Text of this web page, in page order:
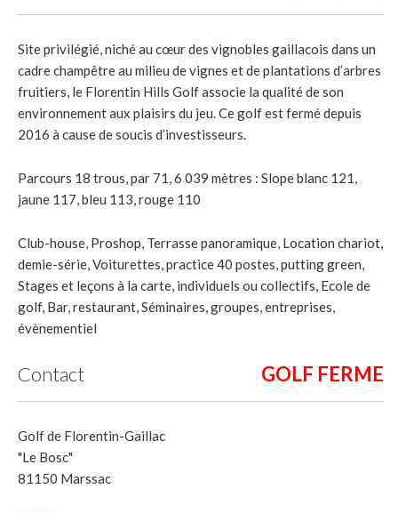
Site privilégié, niché au cœur des vignobles gaillacois dans un
cadre champêtre au milieu de vignes et de plantations d’arbres
fruitiers, le Florentin Hills Golf associe la qualité de son
environnement aux plaisirs du jeu. Ce golf est fermé depuis
2016 à cause de soucis d’investisseurs.
Parcours 18 trous, par 71, 6 039 mètres : Slope blanc 121,
jaune 117, bleu 113, rouge 110
Club-house, Proshop, Terrasse panoramique, Location chariot,
demie-série, Voiturettes, practice 40 postes, putting green,
Stages et leçons à la carte, individuels ou collectifs, Ecole de
golf, Bar, restaurant, Séminaires, groupes, entreprises,
évènementiel
Contact
Golf de Florentin-Gaillac
"Le Bosc"
81150 Marssac